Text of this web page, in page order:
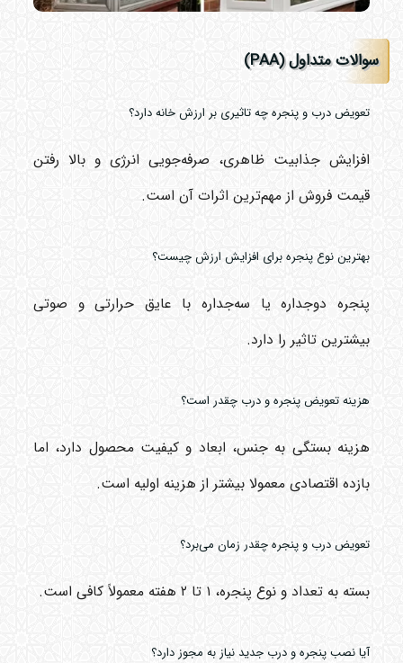
سوالات متداول (PAA)
تعویض درب و پنجره چه تاثیری بر ارزش خانه دارد؟
افزایش جذابیت ظاهری، صرفه‌جویی انرژی و بالا رفتن
قیمت فروش از مهم‌ترین اثرات آن است.
بهترین نوع پنجره برای افزایش ارزش چیست؟
پنجره دوجداره یا سه‌جداره با عایق حرارتی و صوتی
بیشترین تاثیر را دارد.
هزینه تعویض پنجره و درب چقدر است؟
هزینه بستگی به جنس، ابعاد و کیفیت محصول دارد، اما
بازده اقتصادی معمولا بیشتر از هزینه اولیه است.
تعویض درب و پنجره چقدر زمان می‌برد؟
بسته به تعداد و نوع پنجره، ۱ تا ۲ هفته معمولاً کافی است.
آیا نصب پنجره و درب جدید نیاز به مجوز دارد؟